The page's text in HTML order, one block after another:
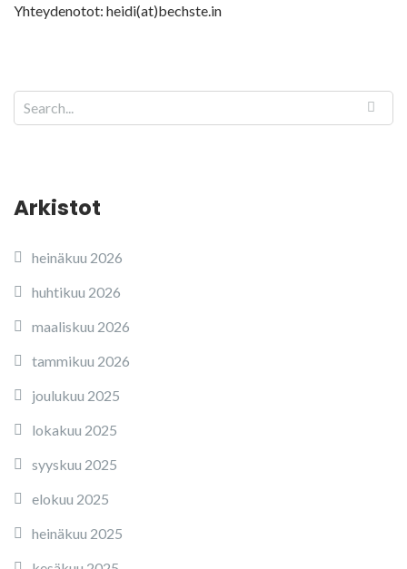
Yhteydenotot: heidi(at)bechste.in
Arkistot
heinäkuu 2026
huhtikuu 2026
maaliskuu 2026
tammikuu 2026
joulukuu 2025
lokakuu 2025
syyskuu 2025
elokuu 2025
heinäkuu 2025